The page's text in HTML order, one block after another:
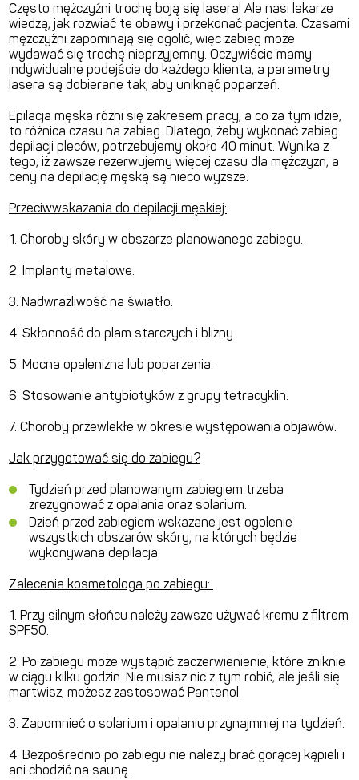
Często mężczyźni trochę boją się lasera! Ale nasi lekarze
wiedzą, jak rozwiać te obawy i przekonać pacjenta. Czasami
mężczyźni zapominają się ogolić, więc zabieg może
wydawać się trochę nieprzyjemny. Oczywiście mamy
indywidualne podejście do każdego klienta, a parametry
lasera są dobierane tak, aby uniknąć poparzeń.
Epilacja męska różni się zakresem pracy, a co za tym idzie,
to różnica czasu na zabieg. Dlatego, żeby wykonać zabieg
depilacji pleców, potrzebujemy około 40 minut. Wynika z
tego, iż zawsze rezerwujemy więcej czasu dla mężczyzn, a
ceny na depilację męską są nieco wyższe.
Przeciwwskazania do depilacji męskiej:
1. Choroby skóry w obszarze planowanego zabiegu.
2. Implanty metalowe.
3. Nadwrażliwość na światło.
4. Skłonność do plam starczych i blizny.
5. Mocna opalenizna lub poparzenia.
6. Stosowanie antybiotyków z grupy tetracyklin.
7. Choroby przewlekłe w okresie występowania objawów.
Jak przygotować się do zabiegu?
Tydzień przed planowanym zabiegiem trzeba
zrezygnować z opalania oraz solarium.
Dzień przed zabiegiem wskazane jest ogolenie
wszystkich obszarów skóry, na których będzie
wykonywana depilacja.
Zalecenia kosmetologa po zabiegu:
1. Przy silnym słońcu należy zawsze używać kremu z filtrem
SPF50.
2. Po zabiegu może wystąpić zaczerwienienie, które zniknie
w ciągu kilku godzin. Nie musisz nic z tym robić, ale jeśli się
martwisz, możesz zastosować Pantenol.
3. Zapomnieć o solarium i opalaniu przynajmniej na tydzień.
4. Bezpośrednio po zabiegu nie należy brać gorącej kąpieli i
ani chodzić na saunę.